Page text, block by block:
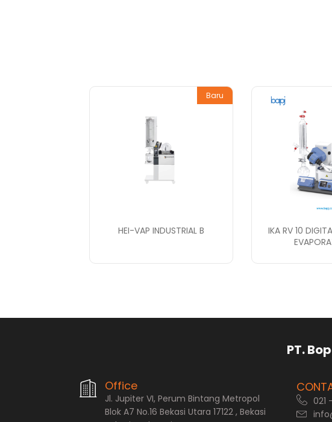
Baru
HEI-VAP INDUSTRIAL B
IKA RV 10
PT. Bopana Arga
Office
Jl. Jupiter VI, Perum Bintang Metropol
Blok A7 No.16 Bekasi Utara 17122 , Bekasi
021